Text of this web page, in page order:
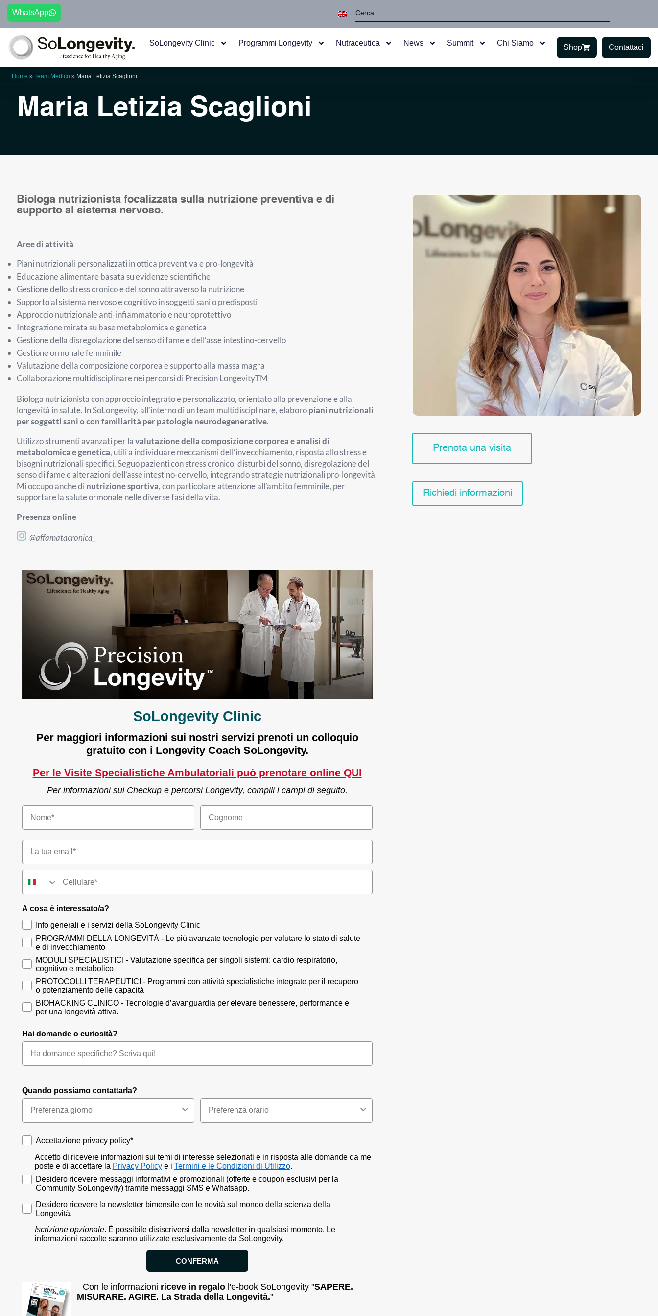
WhatsApp
SoLongevity Clinic Programmi Longevity Nutraceutica News Summit Chi Siamo
Shop Contattaci
Home » Team Medico » Maria Letizia Scaglioni
Maria Letizia Scaglioni
Biologa nutrizionista focalizzata sulla nutrizione preventiva e di
supporto al sistema nervoso.
Aree di attività
Piani nutrizionali personalizzati in ottica preventiva e pro-longevità
Educazione alimentare basata su evidenze scientifiche
Gestione dello stress cronico e del sonno attraverso la nutrizione
Supporto al sistema nervoso e cognitivo in soggetti sani o predisposti
Approccio nutrizionale anti-infiammatorio e neuroprotettivo
Integrazione mirata su base metabolomica e genetica
Gestione della disregolazione del senso di fame e dell’asse intestino-cervello
Gestione ormonale femminile
Valutazione della composizione corporea e supporto alla massa magra
Collaborazione multidisciplinare nei percorsi di Precision LongevityTM
Biologa nutrizionista con approccio integrato e personalizzato, orientato alla prevenzione e alla
longevità in salute. In SoLongevity, all’interno di un team multidisciplinare, elaboropiani nutrizionali
per soggetti sani o con familiarità per patologie neurodegenerative.
Utilizzo strumenti avanzati per lavalutazione della composizione corporea e analisi di
metabolomica e genetica, utili a individuare meccanismi dell’invecchiamento, risposta allo stress e
bisogni nutrizionali specifici. Seguo pazienti con stress cronico, disturbi del sonno, disregolazione del
senso di fame e alterazioni dell’asse intestino-cervello, integrando strategie nutrizionali pro-longevità.
Mi occupo anche di nutrizione sportiva, con particolare attenzione all’ambito femminile, per
supportare la salute ormonale nelle diverse fasi della vita.
Presenza online
@affamatacronica_
SoLongevity Clinic
Per maggiori informazioni sui nostri servizi prenoti un colloquio
gratuito con i Longevity Coach SoLongevity.
Per le Visite Specialistiche Ambulatoriali può prenotare online QUI
Per informazioni sui Checkup e percorsi Longevity, compili i campi di seguito.
Email*
Numero di telefono
A cosa è interessato/a?
Info generali e i servizi della SoLongevity Clinic
PROGRAMMI DELLA LONGEVITÀ - Le più avanzate tecnologie per valutare lo stato di salute
e di invecchiamento
MODULI SPECIALISTICI - Valutazione specifica per singoli sistemi: cardio respiratorio,
cognitivo e metabolico
PROTOCOLLI TERAPEUTICI - Programmi con attività specialistiche integrate per il recupero
o potenziamento delle capacità
BIOHACKING CLINICO - Tecnologie d’avanguardia per elevare benessere, performance e
per una longevità attiva.
Hai domande o curiosità?
Quando possiamo contattarla?
Accettazione privacy policy*
Accettazione privacy policy*
Accetto di ricevere informazioni sui temi di interesse selezionati e in risposta alle domande da me
poste e di accettare la Privacy Policye i Termini e le Condizioni di Utilizzo.
Accettazione marketing sms - Whatsapp
Desidero ricevere messaggi informativi e promozionali (offerte e coupon esclusivi per la
Community SoLongevity) tramite messaggi SMS e Whatsapp.
Desidero ricevere la newsletter bimensile con le novità sul mondo della scienza della Longevità.
Desidero ricevere la newsletter bimensile con le novità sul mondo della scienza della
Longevità.
Iscrizione opzionale. È possibile disiscriversi dalla newsletter in qualsiasi momento. Le
informazioni raccolte saranno utilizzate esclusivamente da SoLongevity.
CONFERMA
Con le informazioni riceve in regalol'e-book SoLongevity "SAPERE.
MISURARE. AGIRE. La Strada della Longevità."
Prenota una visita
Richiedi informazioni